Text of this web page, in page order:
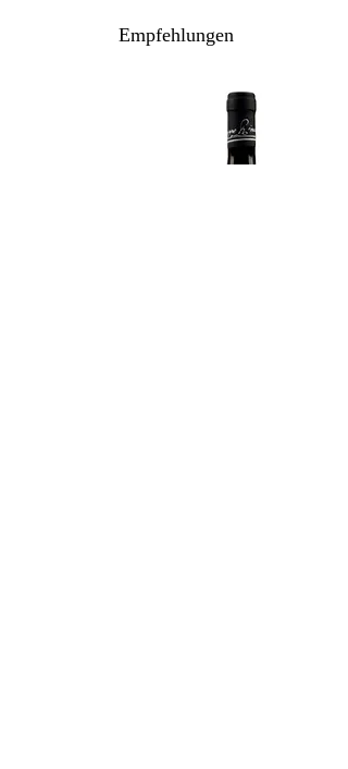
Ausbau: 36 Monate Holzfass
Inhalt / Gebinde: 150 cl / 1er Karton
Empfehlungen